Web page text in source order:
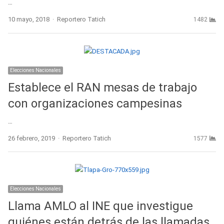
10 mayo, 2018 Author
Reportero Tatich 1482
Elecciones Nacionales
Establece el RAN mesas de trabajo
con organizaciones campesinas
26 febrero, 2019 Author
Reportero Tatich 1577
Elecciones Nacionales
Llama AMLO al INE que investigue